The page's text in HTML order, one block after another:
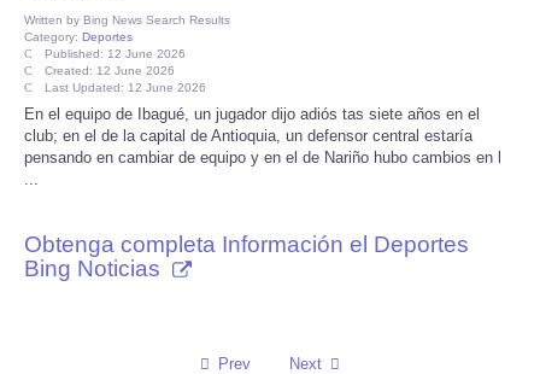
Health
Pets
Politics
Reviews
Written by Bing News Search Results
Category: Deportes
Published: 12 June 2026
Created: 12 June 2026
Last Updated: 12 June 2026
En el equipo de Ibagué, un jugador dijo adiós tas siete años en el
club; en el de la capital de Antioquia, un defensor central estaría
pensando en cambiar de equipo y en el de Nariño hubo cambios en l
Obtenga completa Información el Deportes
Bing Noticias
Prev Next